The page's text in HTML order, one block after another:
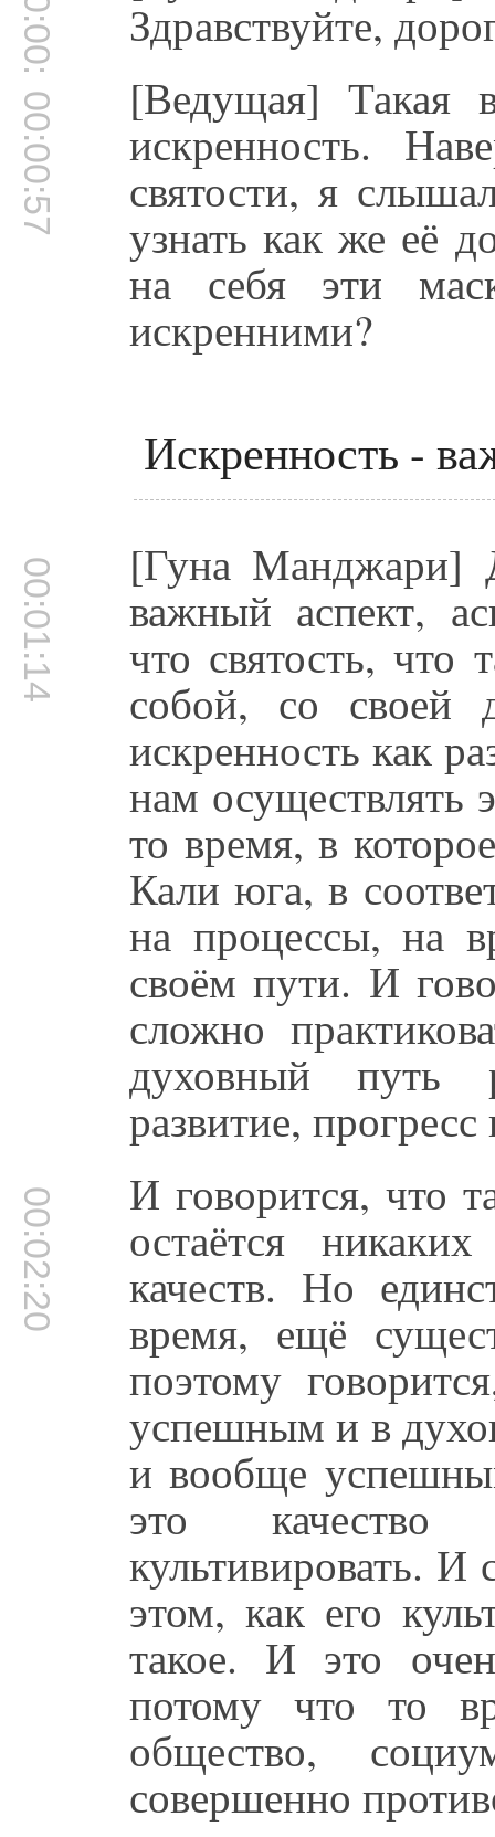
00:00:53 Здравствуйте,
00:00:57 [Ведущая] Такая
искренность.
святости, я
узнать как же её
на себя эти
искренними?
Искренность -
00:01:14 [Гуна Манджари]
важный аспект,
что святость, что
собой, со своей
искренность как
нам осуществлять
то время, в
Кали юга, в
на процессы, на
своём пути. И
сложно
духовный путь
развитие,
00:02:20 И говорится, что
остаётся
качеств. Но
время, ещё
поэтому
успешным и в
и вообще
это
культивировать. И
этом, как его
такое. И это
потому что то
общество,
совершенно